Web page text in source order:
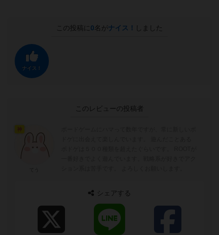
この投稿に 0名がナイス！ しました
ナイス！
このレビューの投稿者
シェアする